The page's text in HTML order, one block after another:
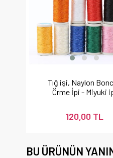
Tığ işi, Naylon
Örme İpi - Miyuki
120,00 TL
BU ÜRÜNÜN